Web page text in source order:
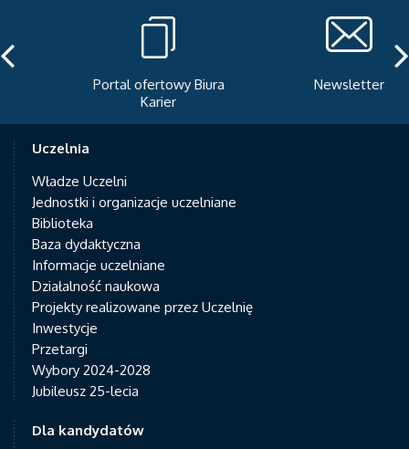
Portal ofertowy Biura
Newsletter
Uczelnia
Władze Uczelni
Jednostki i organizacje uczelniane
Biblioteka
Baza dydaktyczna
Informacje uczelniane
Działalność naukowa
Projekty realizowane przez Uczelnię
Inwestycje
Przetargi
Wybory 2024-2028
Jubileusz 25-lecia
Dla kandydatów